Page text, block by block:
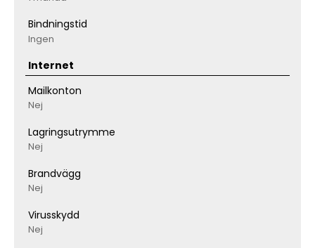
Bindningstid
Ingen
Internet
Mailkonton
Nej
Lagringsutrymme
Nej
Brandvägg
Nej
Virusskydd
Nej